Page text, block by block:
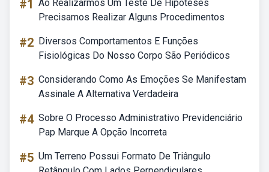
#1 Ao Realizarmos Um Teste De Hipóteses
Precisamos Realizar Alguns Procedimentos
#2 Diversos Comportamentos E Funções
Fisiológicas Do Nosso Corpo São Periódicos
#3 Considerando Como As Emoções Se Manifestam
Assinale A Alternativa Verdadeira
#4 Sobre O Processo Administrativo Previdenciário
Pap Marque A Opção Incorreta
#5 Um Terreno Possui Formato De Triângulo